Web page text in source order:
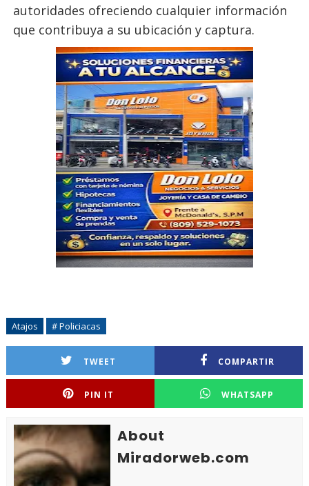
autoridades ofreciendo cualquier información
que contribuya a su ubicación y captura.
Atajos # Policiacas
TWEET COMPARTIR
PIN IT WHATSAPP
About
Miradorweb.com